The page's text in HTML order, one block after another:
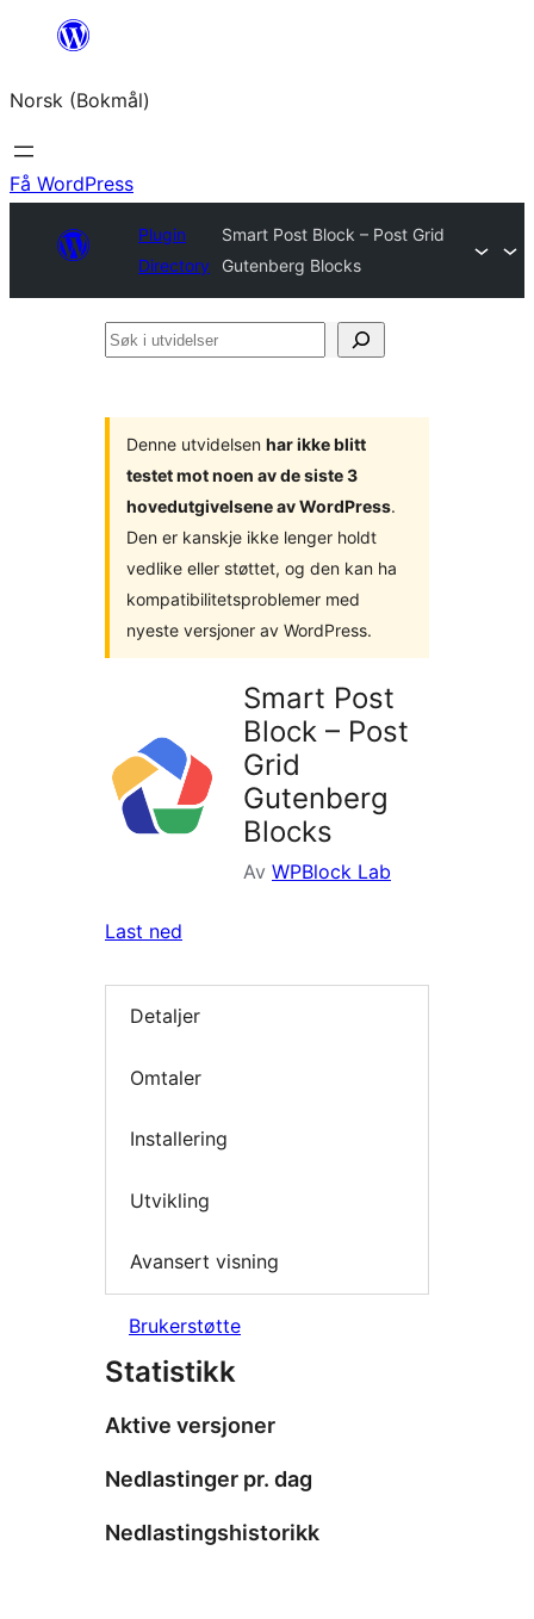
Hopp
innhold
Norsk (Bokmål)
Få WordPress
Plugin
Directory
Smart Post Block – Post Grid
Gutenberg Blocks
Søk
Denne utvidelsen har ikke blitt
testet mot noen av de siste 3
hovedutgivelsene av WordPress.
Den er kanskje ikke lenger holdt
vedlike eller støttet, og den kan ha
kompatibilitetsproblemer med
nyeste versjoner av WordPress.
Smart Post
Block – Post
Grid
Gutenberg
Blocks
Av WPBlock Lab
Last ned
Detaljer
Omtaler
Installering
Utvikling
Avansert visning
Brukerstøtte
Statistikk
Aktive versjoner
Nedlastinger pr. dag
Nedlastingshistorikk